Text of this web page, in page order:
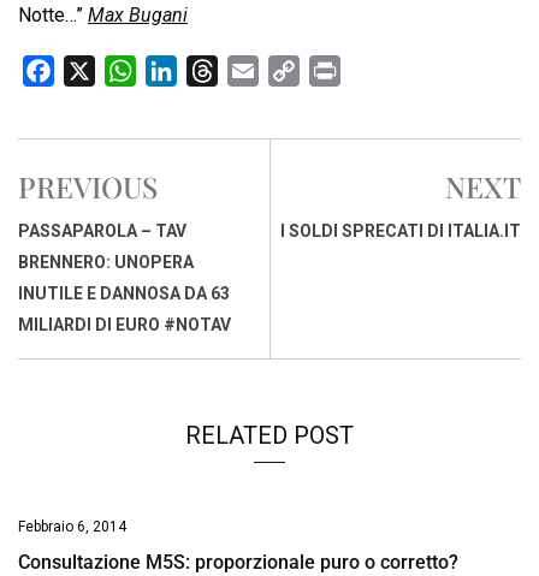
Notte…” Max Bugani
c
b
o
o
k
W
a
s
A
p
p
n
d
I
n
r
a
p
i
i
PREVIOUS
PASSAPAROLA – TAV
BRENNERO: UNOPERA
INUTILE E DANNOSA DA 63
MILIARDI DI EURO #NOTAV
NEXT
I SOLDI SPRECATI DI ITALIA.IT
RELATED POST
Febbraio 6, 2014
Consultazione M5S: proporzionale puro o corretto?